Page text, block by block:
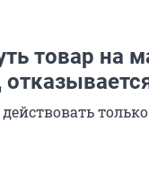
товар на